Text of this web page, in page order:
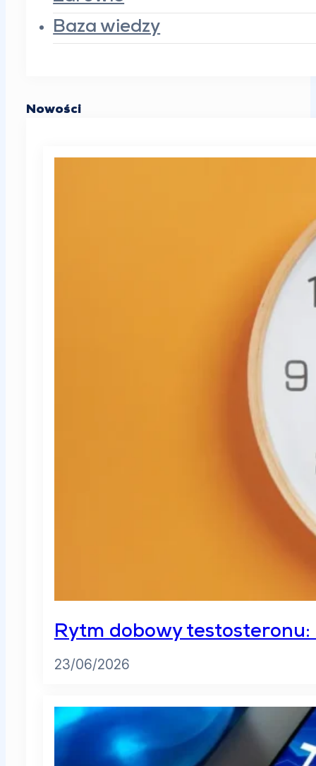
Baza wiedzy
Nowości
Rytm dobowy
23/06/2026